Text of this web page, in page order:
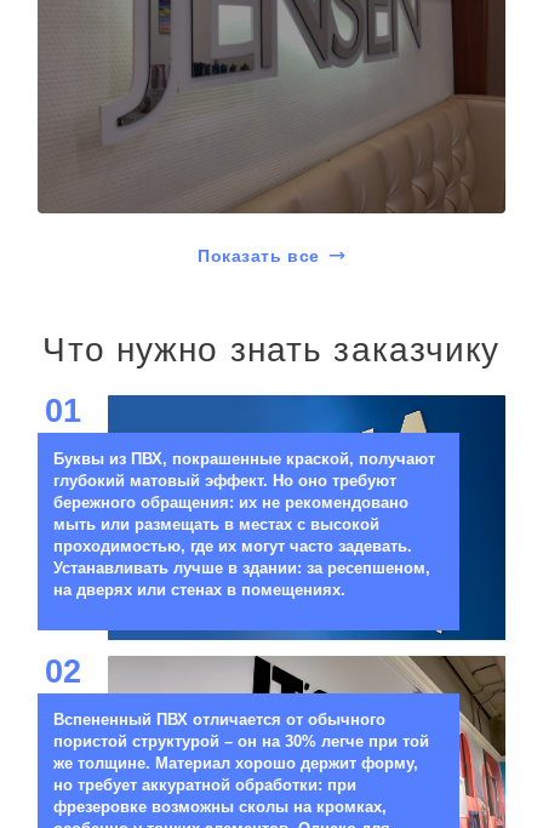
Показать все
Что нужно знать заказчику
01
Буквы из ПВХ, покрашенные краской, получают
глубокий матовый эффект. Но оно требуют
бережного обращения: их не рекомендовано
мыть или размещать в местах с высокой
проходимостью, где их могут часто задевать.
Устанавливать лучше в здании: за ресепшеном,
на дверях или стенах в помещениях.
02
Вспененный ПВХ отличается от обычного
пористой структурой – он на 30% легче при той
же толщине. Материал хорошо держит форму,
но требует аккуратной обработки: при
фрезеровке возможны сколы на кромках,